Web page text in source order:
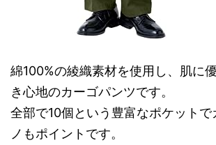
綿100%の綾織素材を使用し、肌に
き心地のカーゴパンツです。
全部で10個という豊富なポケットで
ノもポイントです。